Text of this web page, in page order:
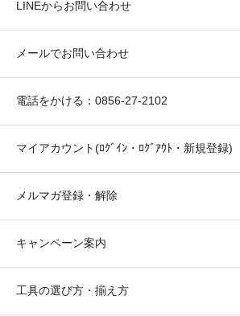
LINEからお問い合わせ
メールでお問い合わせ
電話をかける：0856-27-2102
マイアカウント(ﾛｸﾞｲﾝ・ﾛｸﾞｱｳﾄ・新規登録)
メルマガ登録・解除
キャンペーン案内
工具の選び方・揃え方